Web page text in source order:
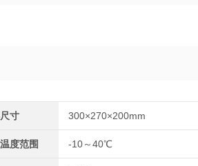
寸 300×270×200mm
度范围 -10～40℃